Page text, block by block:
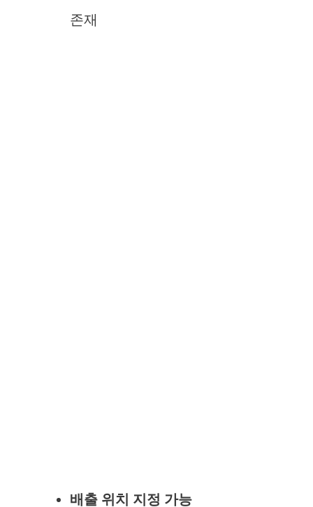
존재
배출 위치 지정 가능